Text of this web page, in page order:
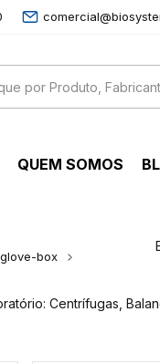
QUEM SOMOS
box
Centrífugas,